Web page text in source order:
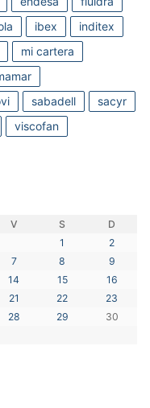
ibex
inditex
mi cartera
sabadell
sacyr
viscofan
V S
D
1
2
7 8
9
14 15
16
21 22
23
28 29
30